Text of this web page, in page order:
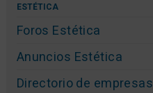
ESTÉTICA
Foros Estética
Anuncios Estética
Directorio de empresas